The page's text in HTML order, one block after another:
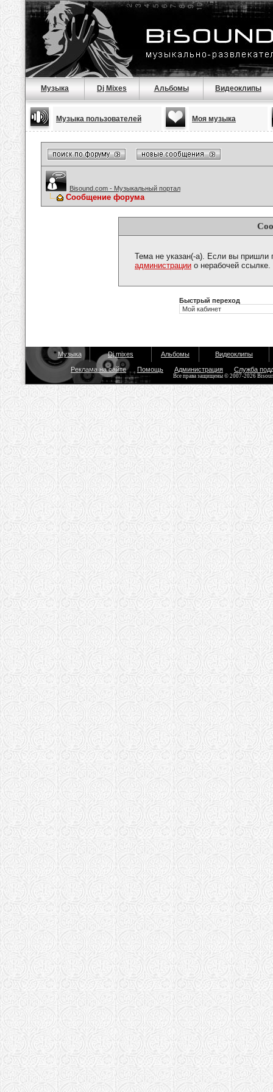
Музыка Dj Mixes Альбомы Видеоклипы
Музыка пользователей Моя музыка
Bisound.com - Музыкальный портал
Сообщение форума
Тема не указан(-а). Если вы пришли
администрации о нерабочей ссылке.
Быстрый переход
Музыка Dj mixes Альбомы Видеоклипы
Реклама на сайте Помощь Администрация Служба
Все права защищены © 2007-2026